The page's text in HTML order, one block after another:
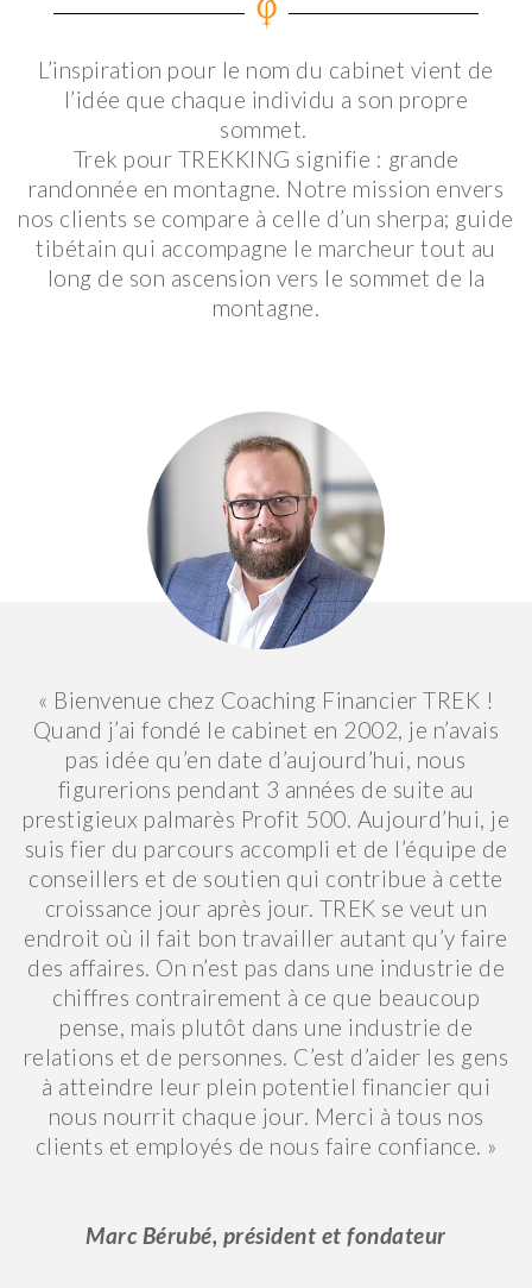
L’inspiration pour le nom du cabinet vient de
l’idée que chaque individu a son propre
sommet.
Trek pour TREKKING signifie : grande
randonnée en montagne. Notre mission envers
nos clients se compare à celle d’un sherpa; guide
tibétain qui accompagne le marcheur tout au
long de son ascension vers le sommet de la
montagne.
« Bienvenue chez Coaching Financier TREK !
Quand j’ai fondé le cabinet en 2002, je n’avais
pas idée qu’en date d’aujourd’hui, nous
figurerions pendant 3 années de suite au
prestigieux palmarès Profit 500. Aujourd’hui, je
suis fier du parcours accompli et de l’équipe de
conseillers et de soutien qui contribue à cette
croissance jour après jour. TREK se veut un
endroit où il fait bon travailler autant qu’y faire
des affaires. On n’est pas dans une industrie de
chiffres contrairement à ce que beaucoup
pense, mais plutôt dans une industrie de
relations et de personnes. C’est d’aider les gens
à atteindre leur plein potentiel financier qui
nous nourrit chaque jour. Merci à tous nos
clients et employés de nous faire confiance. »
Marc Bérubé, président et fondateur